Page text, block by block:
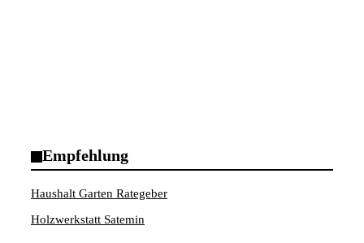
Empfehlung
Haushalt Garten Rategeber
Holzwerkstatt Satemin